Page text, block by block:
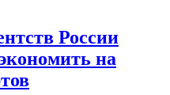
России
на